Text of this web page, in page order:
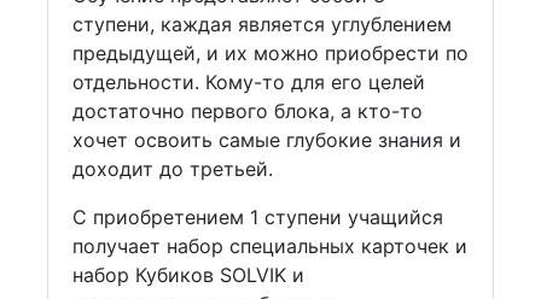
ступени, каждая является углублением
предыдущей, и их можно приобрести по
отдельности. Кому-то для его целей
достаточно первого блока, а кто-то
хочет освоить самые глубокие знания и
доходит до третьей.
С приобретением 1 ступени учащийся
получает набор специальных карточек и
набор Кубиков SOLVIK и